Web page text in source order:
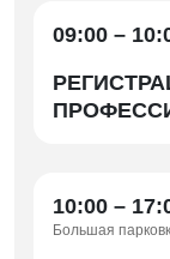
09:00 –
10:00 –
Большая